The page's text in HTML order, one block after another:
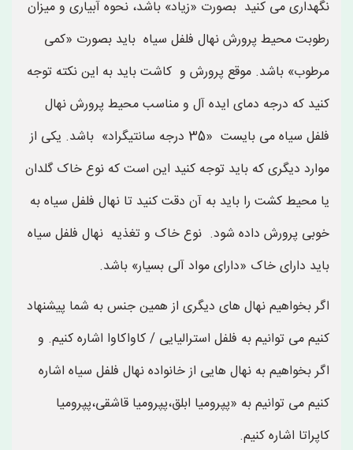
نگهداری می کنید بصورت «زیاد» باشد، نحوه آبیاری و میزان
رطوبت محیط پرورش نهال فلفل سیاه باید بصورت «کمی
مرطوب» باشد. موقع پرورش و کاشت باید به این نکته توجه
کنید که درجه دمای ایده آل و مناسب محیط پرورش نهال
فلفل سیاه می بایست «35 درجه سانتیگراد» باشد. یکی از
موارد دیگری که باید توجه کنید این است که نوع خاک گلدان
یا محیط کشت را باید به آن دقت کنید تا نهال فلفل سیاه به
خوبی پرورش داده شود. نوع خاک و تغذیه نهال فلفل سیاه
باید دارای خاک «دارای مواد آلی بسیار» باشد.
اگر بخواهیم نهال های دیگری از همین جنس به شما پیشنهاد
کنیم می توانیم به فلفل استرالیایی / کاواکاوا اشاره کنیم. و
اگر بخواهیم به نهال هایی از خانواده نهال فلفل سیاه اشاره
کنیم می توانیم به «پپروميا ابلق،پپرومیا قاشقی،پپرومیا
کاپراتا اشاره کنیم.